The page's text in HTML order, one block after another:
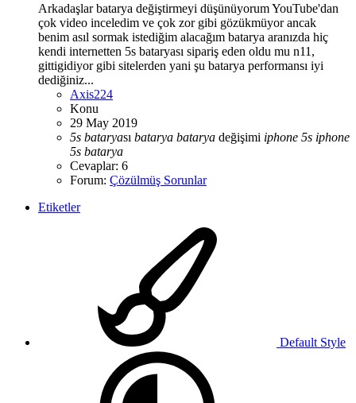
Arkadaşlar batarya değiştirmeyi düşünüyorum YouTube'dan
çok video inceledim ve çok zor gibi gözükmüyor ancak
benim asıl sormak istediğim alacağım batarya aranızda hiç
kendi internetten 5s bataryası sipariş eden oldu mu n11,
gittigidiyor gibi sitelerden yani şu batarya performansı iyi
dediğiniz...
Axis224
Konu
29 May 2019
5s bataryası batarya batarya değişimi iphone 5s iphone
5s batarya
Cevaplar: 6
Forum: Çözülmüş Sorunlar
Etiketler
Default Style